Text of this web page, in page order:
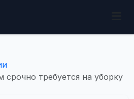
требуется на уборку